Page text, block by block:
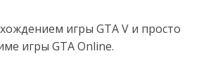
игры GTA V и просто
игры GTA Online.